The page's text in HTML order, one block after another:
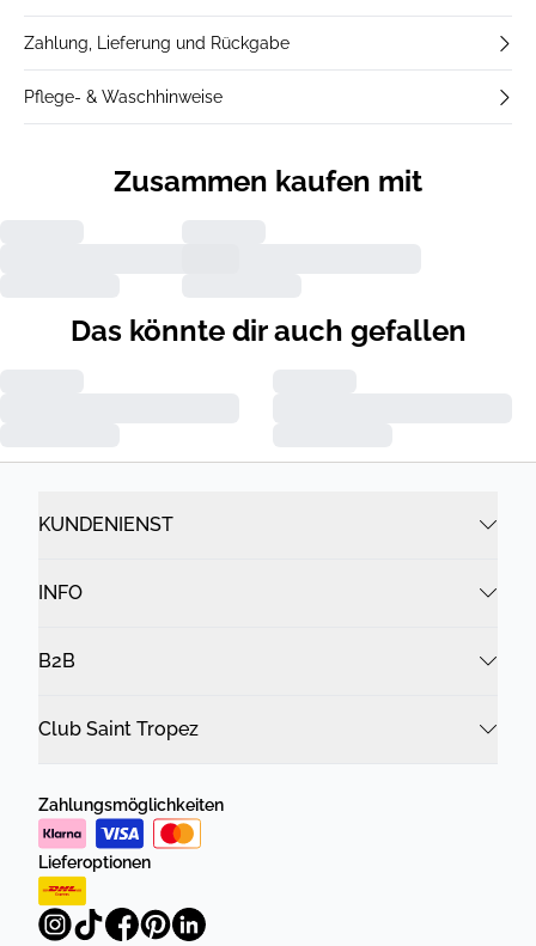
Zahlung, Lieferung und Rückgabe
Pflege- & Waschhinweise
Zusammen kaufen mit
Das könnte dir auch gefallen
KUNDENIENST
INFO
B2B
Club Saint Tropez
Zahlungsmöglichkeiten
Lieferoptionen